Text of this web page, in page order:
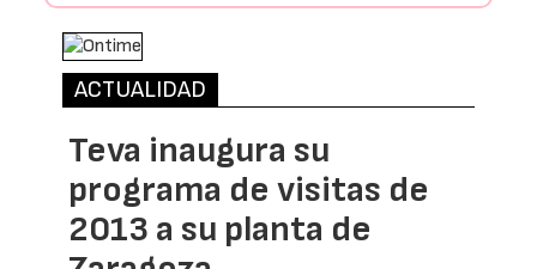
ACTUALIDAD
Teva inaugura su
programa de visitas de
2013 a su planta de